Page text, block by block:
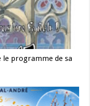
le programme de sa